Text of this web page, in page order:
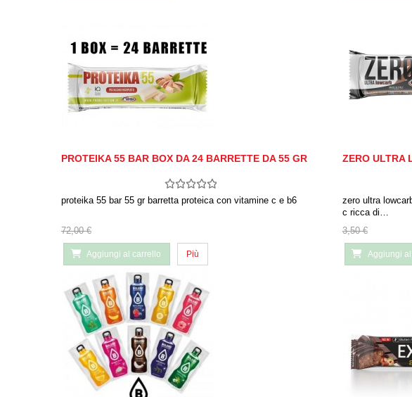
PROTEIKA 55 BAR BOX DA 24 BARRETTE DA 55 GR
proteika 55 bar 55 gr barretta proteica con vitamine c e b6
72,00 €
Aggiungi al carrello Più
ZERO ULTRA
zero ultra
c ricca di…
3,50 €
Aggiungi